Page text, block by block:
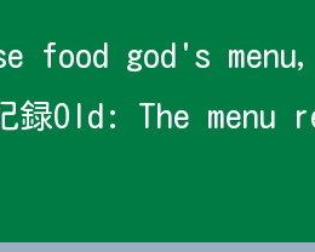
food god's
Old: The menu